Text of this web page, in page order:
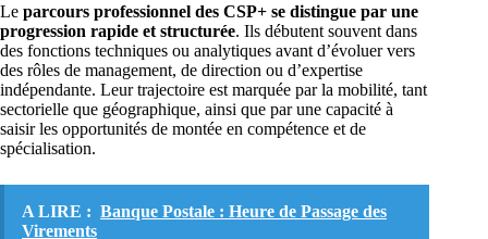
Le parcours professionnel des CSP+ se distingue par une
progression rapide et structurée. Ils débutent souvent dans
des fonctions techniques ou analytiques avant d’évoluer vers
des rôles de management, de direction ou d’expertise
indépendante. Leur trajectoire est marquée par la mobilité, tant
sectorielle que géographique, ainsi que par une capacité à
saisir les opportunités de montée en compétence et de
spécialisation.
A LIRE : Banque Postale : Heure de Passage des
Virements